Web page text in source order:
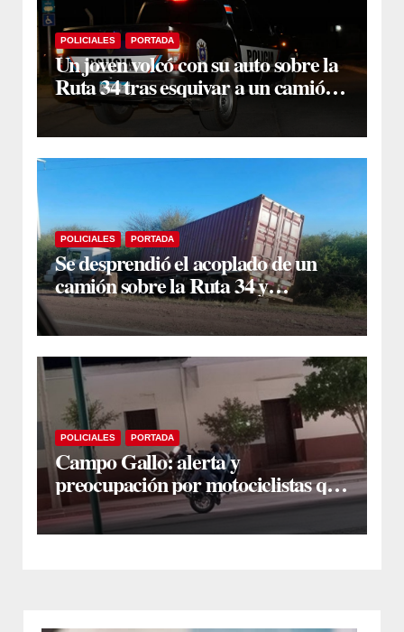
POLICIALES PORTADA
Un joven volcó con su auto sobre la
Ruta 34 tras esquivar a un camión
que se cruzó de carril
POLICIALES PORTADA
Se desprendió el acoplado de un
camión sobre la Ruta 34 y
camioneros se unieron para
retirarlo
POLICIALES PORTADA
Campo Gallo: alerta y
preocupación por motociclistas que
hacían “wheelie” alrededor de la
plaza principal